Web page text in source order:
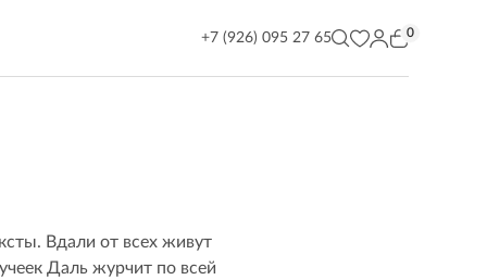
+7 (926) 095 27 65 0
Вдали от всех живут
Даль журчит по всей